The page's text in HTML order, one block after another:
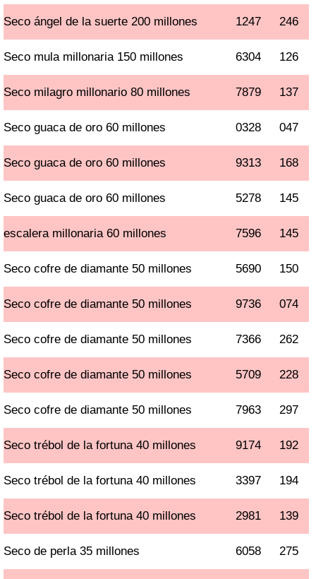
Seco ángel de la suerte 200 millones 1247 246
Seco mula millonaria 150 millones 6304 126
Seco milagro millonario 80 millones 7879 137
Seco guaca de oro 60 millones 0328 047
Seco guaca de oro 60 millones 9313 168
Seco guaca de oro 60 millones 5278 145
escalera millonaria 60 millones 7596 145
Seco cofre de diamante 50 millones 5690 150
Seco cofre de diamante 50 millones 9736 074
Seco cofre de diamante 50 millones 7366 262
Seco cofre de diamante 50 millones 5709 228
Seco cofre de diamante 50 millones 7963 297
Seco trébol de la fortuna 40 millones 9174 192
Seco trébol de la fortuna 40 millones 3397 194
Seco trébol de la fortuna 40 millones 2981 139
Seco de perla 35 millones 6058 275